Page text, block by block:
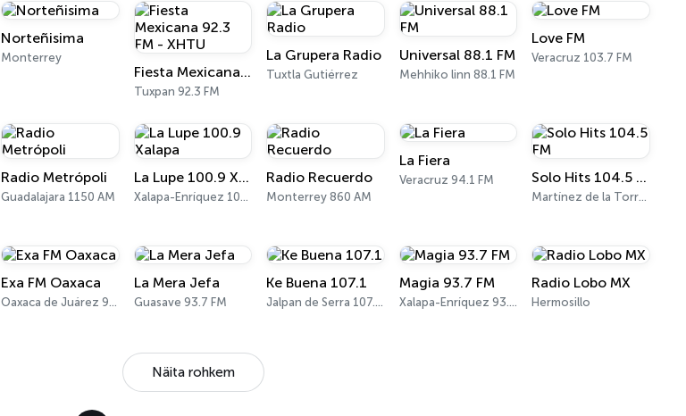
Norteñisima
Monterrey
Fiesta Mexicana 92.3 FM - XHTU
Tuxpan 92.3 FM
La Grupera Radio
Tuxtla Gutiérrez
Universal 88.1 FM
Mehhiko linn 88.1 FM
Love FM
Veracruz 103.7 FM
Radio Metrópoli
Guadalajara 1150 AM
La Lupe 100.9 Xalapa
Xalapa-Enríquez 100.9 FM
Radio Recuerdo
Monterrey 860 AM
La Fiera
Veracruz 94.1 FM Solo Hits 104.5 FM
Martínez de la Torre 104.5 FM
Exa FM Oaxaca
Oaxaca de Juárez 98.5 FM
La Mera Jefa
Guasave 93.7 FM
Ke Buena 107.1
Jalpan de Serra 107.1 FM
Magia 93.7 FM
Xalapa-Enríquez 93.7 FM
Radio Lobo MX
Hermosillo
Näita rohkem